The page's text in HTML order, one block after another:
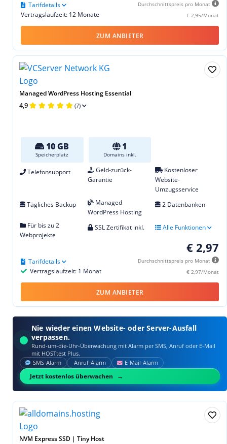
Durchschnittspreis pro Monat
€ 2,95/Monat
Vertragslaufzeit: 12 Monate
Tarifdetails
ZUM ANBIETER
Managed WordPress Hosting Essential
4,9 (7)
10 GB
Speicherplatz
1
Domains inkl.
Telefonsupport
Geld-zurück-
Garantie
Kostenloser
Website-
Umzugsservice
Tägliches Backup
Managed
WordPress Hosting
2 Datenbanken
Für bis zu 2
Webprojekte
SSL Zertifikat inkl. Alle Funktionen
€ 2,97
Durchschnittspreis pro Monat
€ 2,97/Monat
Vertragslaufzeit: 1 Monat
Tarifdetails
ZUM ANBIETER
Nie wieder einen Website- oder Server-Ausfall
verpassen.
Rund-um-die-Uhr-Überwachung mit Alarm per SMS, Anruf oder E‑Mail
mit HOSTtest Plus.
SMS‑Alarm Anruf‑Alarm E‑Mail‑Alarm
Jetzt kostenlos überwachen
NVM Express SSD | Tiny Host